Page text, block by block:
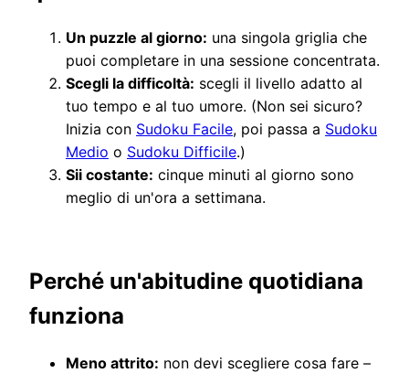
Un puzzle al giorno: una singola griglia che
puoi completare in una sessione concentrata.
Scegli la difficoltà: scegli il livello adatto al
tuo tempo e al tuo umore. (Non sei sicuro?
Inizia con Sudoku Facile, poi passa a Sudoku
Medio o Sudoku Difficile.)
Sii costante: cinque minuti al giorno sono
meglio di un'ora a settimana.
Perché un'abitudine quotidiana
funziona
Meno attrito: non devi scegliere cosa fare –